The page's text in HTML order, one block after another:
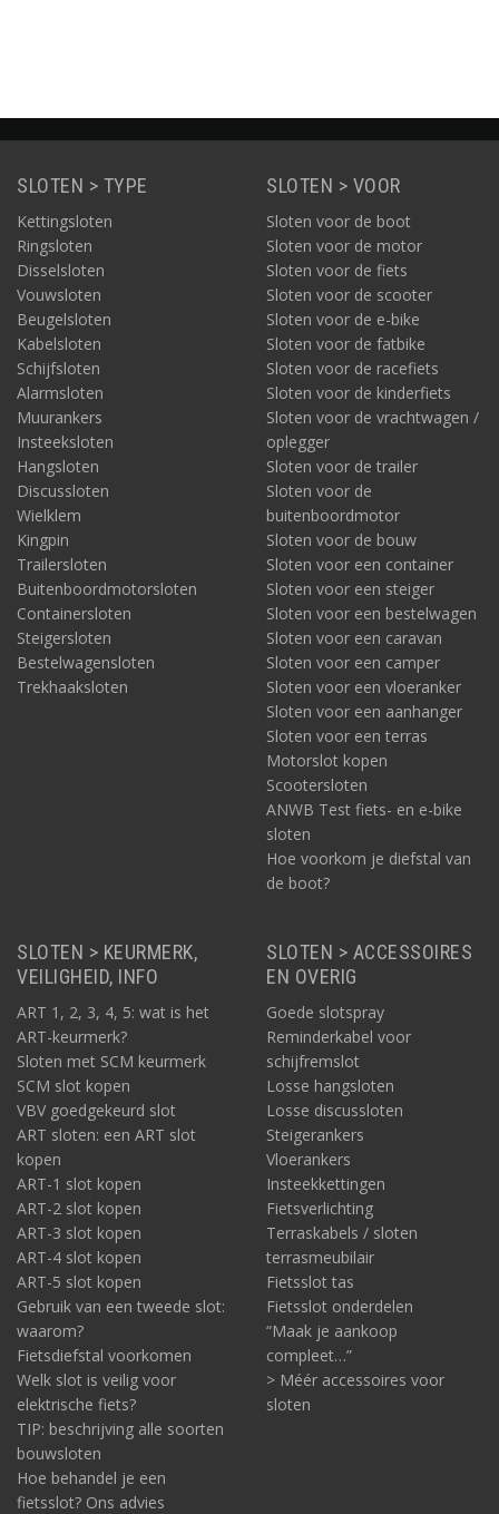
SLOTEN > TYPE
Kettingsloten
Ringsloten
Disselsloten
Vouwsloten
Beugelsloten
Kabelsloten
Schijfsloten
Alarmsloten
Muurankers
Insteeksloten
Hangsloten
Discussloten
Wielklem
Kingpin
Trailersloten
Buitenboordmotorsloten
Containersloten
Steigersloten
Bestelwagensloten
Trekhaaksloten
SLOTEN > VOOR
Sloten voor de boot
Sloten voor de motor
Sloten voor de fiets
Sloten voor de scooter
Sloten voor de e-bike
Sloten voor de fatbike
Sloten voor de racefiets
Sloten voor de kinderfiets
Sloten voor de vrachtwagen /
oplegger
Sloten voor de trailer
Sloten voor de
buitenboordmotor
Sloten voor de bouw
Sloten voor een container
Sloten voor een steiger
Sloten voor een bestelwagen
Sloten voor een caravan
Sloten voor een camper
Sloten voor een vloeranker
Sloten voor een aanhanger
Sloten voor een terras
Motorslot kopen
Scootersloten
ANWB Test fiets- en e-bike
sloten
Hoe voorkom je diefstal van
de boot?
SLOTEN > KEURMERK,
VEILIGHEID, INFO
ART 1, 2, 3, 4, 5: wat is het
ART-keurmerk?
Sloten met SCM keurmerk
SCM slot kopen
VBV goedgekeurd slot
ART sloten: een ART slot
kopen
ART-1 slot kopen
ART-2 slot kopen
ART-3 slot kopen
ART-4 slot kopen
ART-5 slot kopen
Gebruik van een tweede slot:
waarom?
Fietsdiefstal voorkomen
Welk slot is veilig voor
elektrische fiets?
TIP: beschrijving alle soorten
bouwsloten
Hoe behandel je een
fietsslot? Ons advies
SLOTEN > ACCESSOIRES
EN OVERIG
Goede slotspray
Reminderkabel voor
schijfremslot
Losse hangsloten
Losse discussloten
Steigerankers
Vloerankers
Insteekkettingen
Fietsverlichting
Terraskabels / sloten
terrasmeubilair
Fietsslot tas
Fietsslot onderdelen
“Maak je aankoop
compleet…”
> Méér accessoires voor
sloten